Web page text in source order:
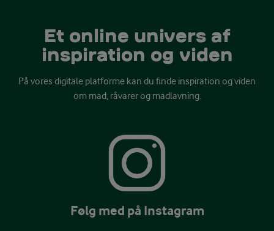
Et online univers af
inspiration og viden
På vores digitale platforme kan du finde inspiration og viden
om mad, råvarer og madlavning.
Følg med på Instagram